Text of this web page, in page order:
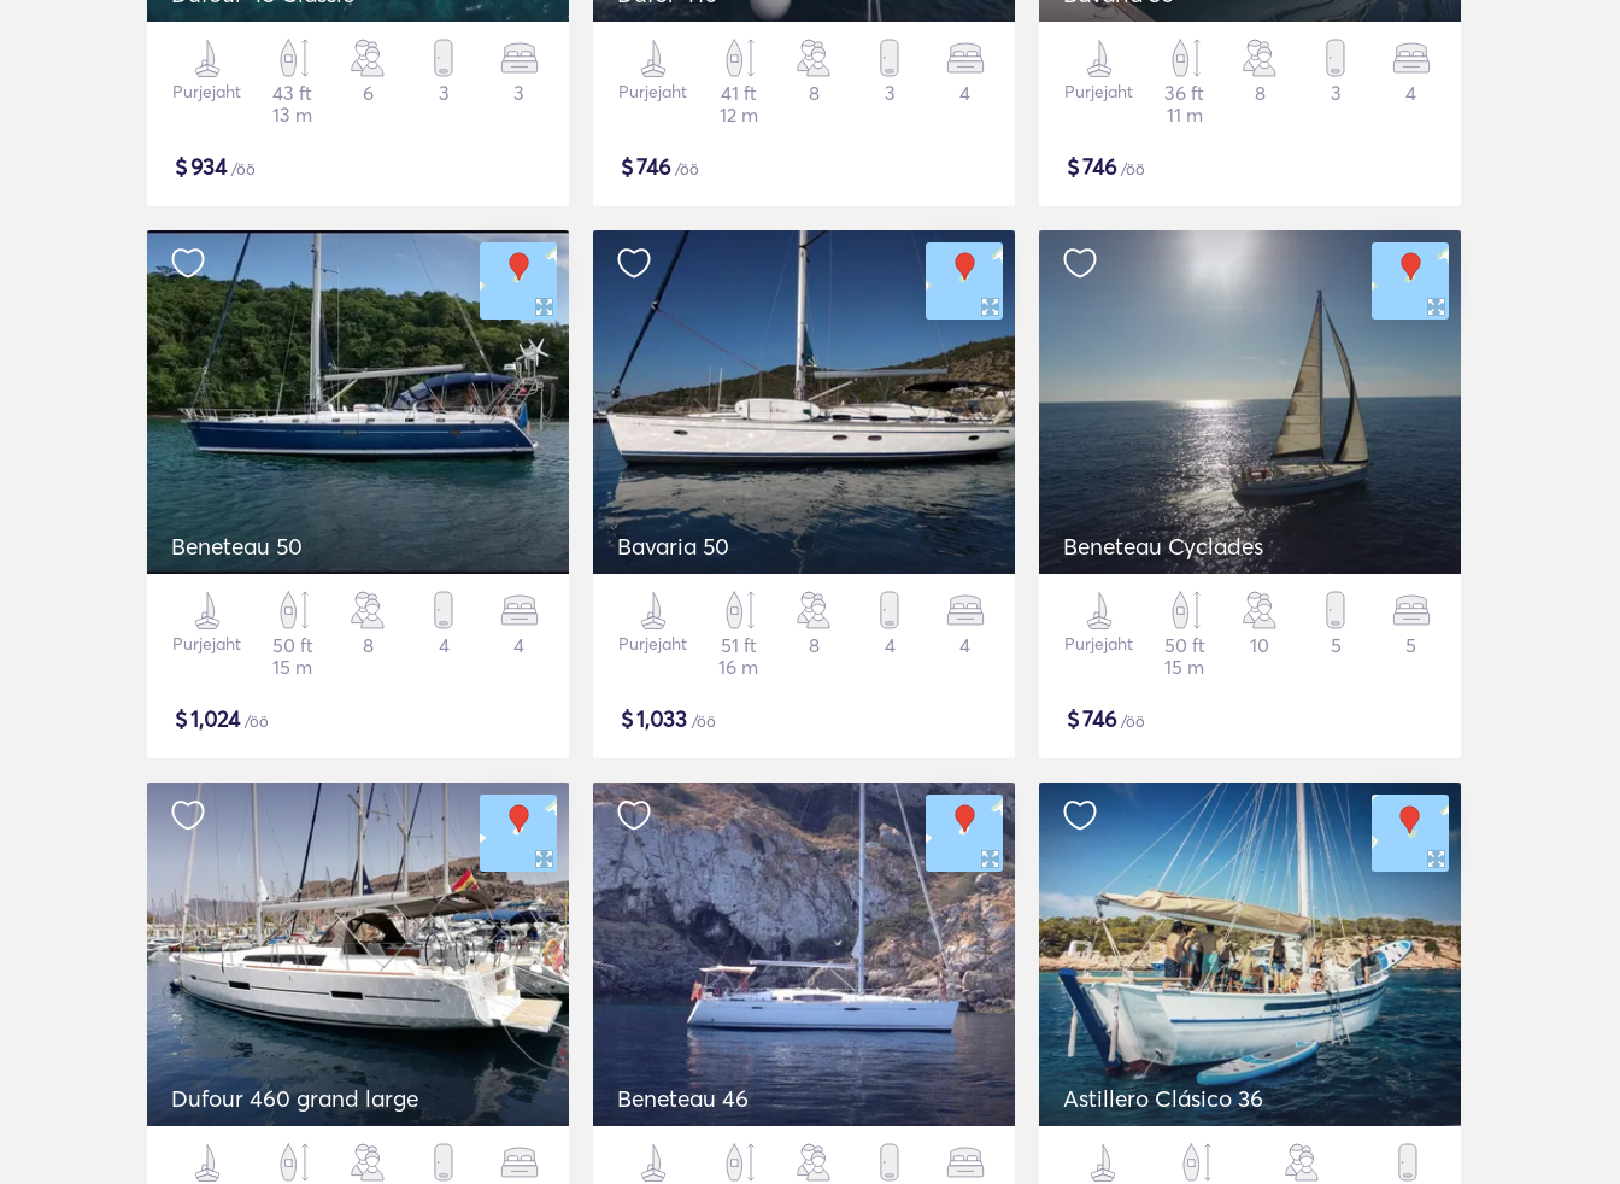
Purjejaht
43 ft
13 m
6 3 3
$934/öö
Purjejaht
41 ft
12 m
8 3 4
$746/öö
Purjejaht
36 ft
11 m
8 3 4
$746/öö
Beneteau 50
Purjejaht
50 ft
15 m
8 4 4
$1,024/öö
Bavaria 50
Purjejaht
51 ft
16 m
8 4 4
$1,033 /öö
Beneteau Cyclades
Purjejaht
50 ft
15 m
10 5 5
$746/öö
Dufour 460 grand large Beneteau 46 Astillero Clásico 36